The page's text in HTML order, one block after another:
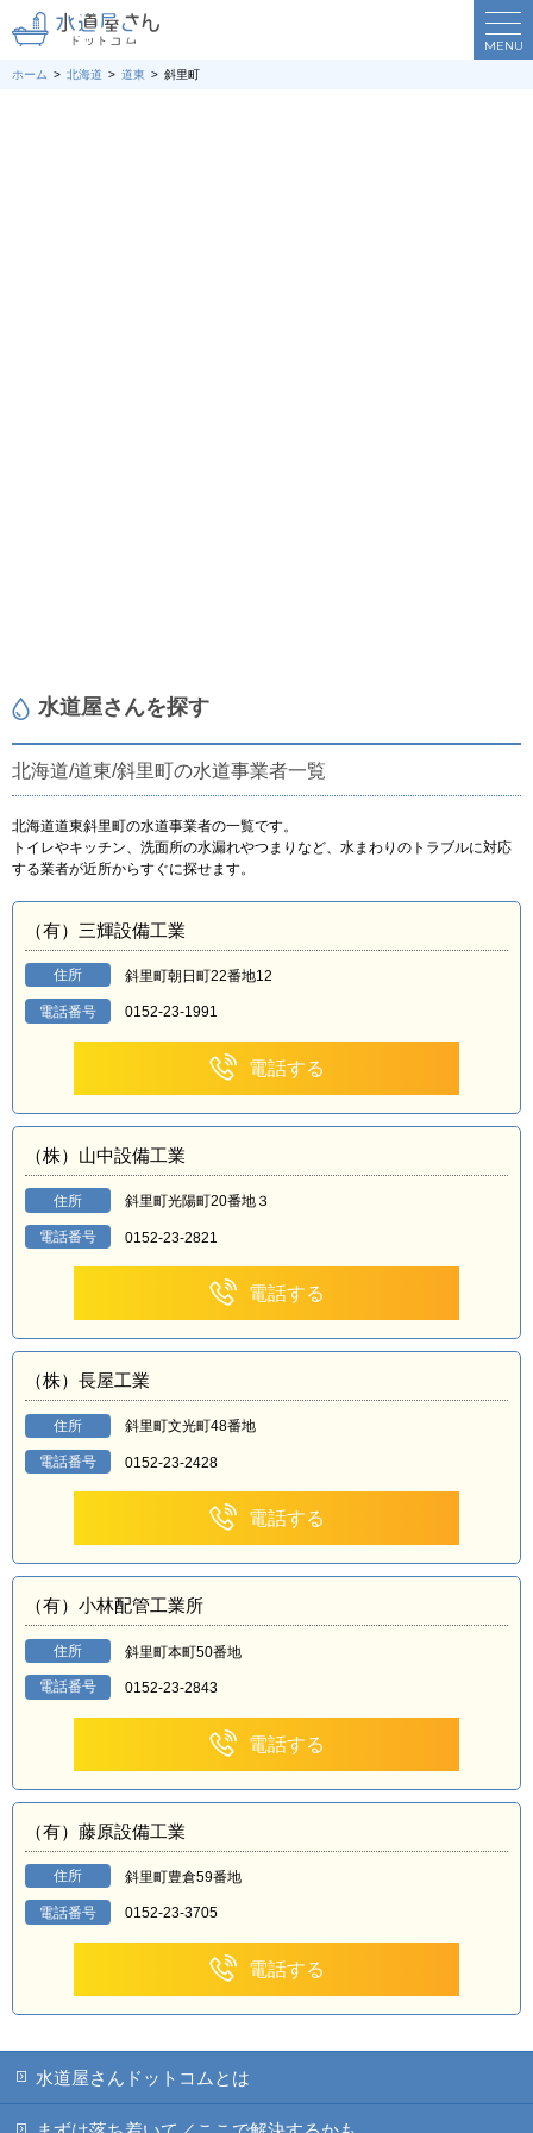
MENU
ホーム 北海道 道東 斜里町
水道屋さんを探す
北海道/道東/斜里町の水道事業者一覧
北海道道東斜里町の水道事業者の一覧です。
トイレやキッチン、洗面所の水漏れやつまりなど、水まわりのトラブルに対応
する業者が近所からすぐに探せます。
（有）三輝設備工業
住所 斜里町朝日町22番地12
電話番号 0152-23-1991
電話する
（株）山中設備工業
住所 斜里町光陽町20番地３
電話番号 0152-23-2821
電話する
（株）長屋工業
住所 斜里町文光町48番地
電話番号 0152-23-2428
電話する
（有）小林配管工業所
住所 斜里町本町50番地
電話番号 0152-23-2843
電話する
（有）藤原設備工業
住所 斜里町豊倉59番地
電話番号 0152-23-3705
電話する
水道屋さんドットコムとは